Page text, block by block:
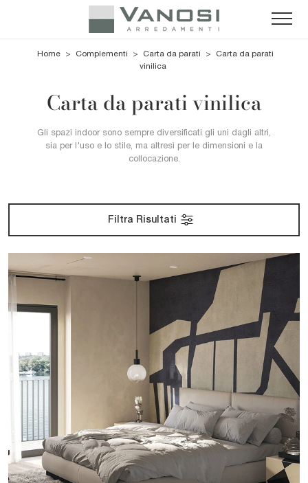
Home > Complementi > Carta da parati >
Carta da parati
vinilica
Carta da parati vinilica
Gli spazi indoor sono sempre diversificati gli uni dagli altri,
sia per l'uso e lo stile, ma altresì per le dimensioni e la
collocazione.
Filtra Risultati